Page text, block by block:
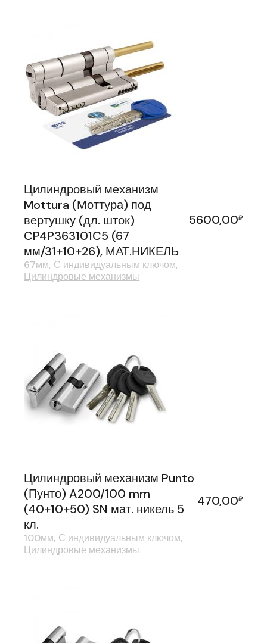
Цилиндровый механизм
Mottura (Моттура) под
вертушку (дл. шток)
CP4P363101C5 (67
мм/31+10+26), МАТ.НИКЕЛЬ
5600,00₽
67мм С индивидуальным ключом
Цилиндровые механизмы
Цилиндровый механизм Punto
(Пунто) A200/100 mm
(40+10+50) SN мат. никель 5
кл.
470,00₽
100мм С индивидуальным ключом
Цилиндровые механизмы